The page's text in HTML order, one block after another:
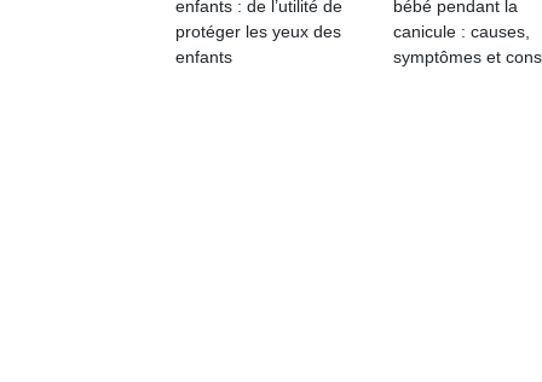
enfants : de l’utilité de
protéger les yeux des
enfants
bébé pendant la
canicule : causes,
symptômes et